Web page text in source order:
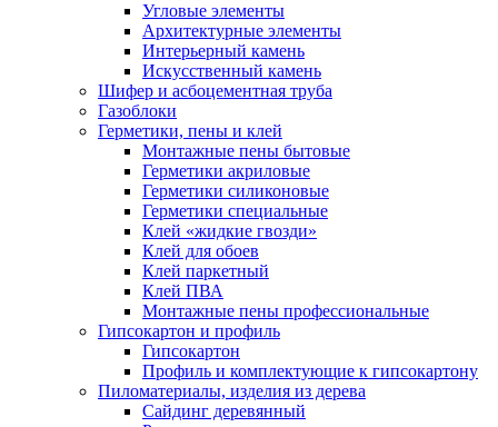
Угловые элементы
Архитектурные элементы
Интерьерный камень
Искусственный камень
Шифер и асбоцементная труба
Газоблоки
Герметики, пены и клей
Монтажные пены бытовые
Герметики акриловые
Герметики силиконовые
Герметики специальные
Клей «жидкие гвозди»
Клей для обоев
Клей паркетный
Клей ПВА
Монтажные пены профессиональные
Гипсокартон и профиль
Гипсокартон
Профиль и комплектующие к гипсокартону
Пиломатериалы, изделия из дерева
Сайдинг деревянный